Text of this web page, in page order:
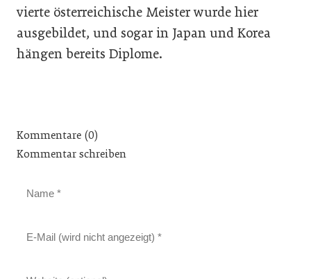
vierte österreichische Meister wurde hier
ausgebildet, und sogar in Japan und Korea
hängen bereits Diplome.
Kommentare (0)
Kommentar schreiben